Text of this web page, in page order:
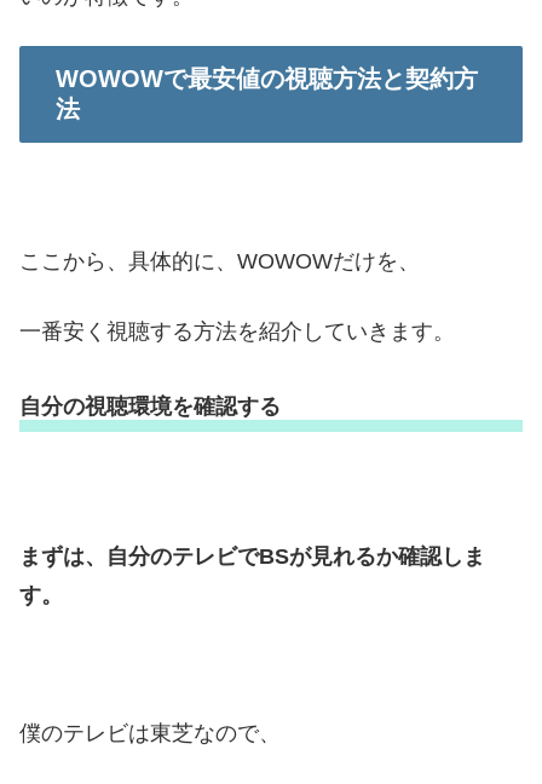
WOWOWで最安値の視聴方法と契約方
法
ここから、具体的に、WOWOWだけを、
一番安く視聴する方法を紹介していきます。
自分の視聴環境を確認する
まずは、自分のテレビでBSが見れるか確認しま
す。
僕のテレビは東芝なので、